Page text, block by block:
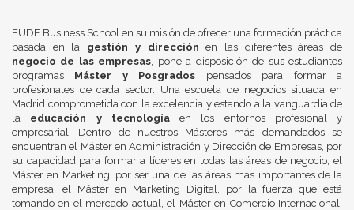
EUDE Business School en su misión de ofrecer una formación práctica
basada en la gestión y dirección en las diferentes áreas de
negocio de las empresas, pone a disposición de sus estudiantes
programas Máster y Posgrados pensados para formar a
profesionales de cada sector. Una escuela de negocios situada en
Madrid comprometida con la excelencia y estando a la vanguardia de
la educación y tecnologíaen los entornos profesional y
empresarial. Dentro de nuestros Másteres más demandados se
encuentran el Máster en Administración y Dirección de Empresas, por
su capacidad para formar a líderes en todas las áreas de negocio, el
Máster en Marketing, por ser una de las áreas más importantes de la
empresa, el Máster en Marketing Digital, por la fuerza que está
tomando en el mercado actual, el Máster en Comercio Internacional,